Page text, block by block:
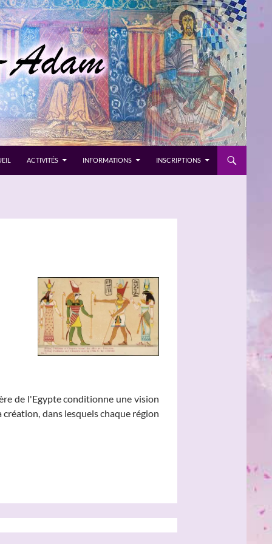
ACTIVITÉS INFORMATIONS INSCRIPTIONS
de l'Egypte conditionne une vision
dans lesquels chaque région